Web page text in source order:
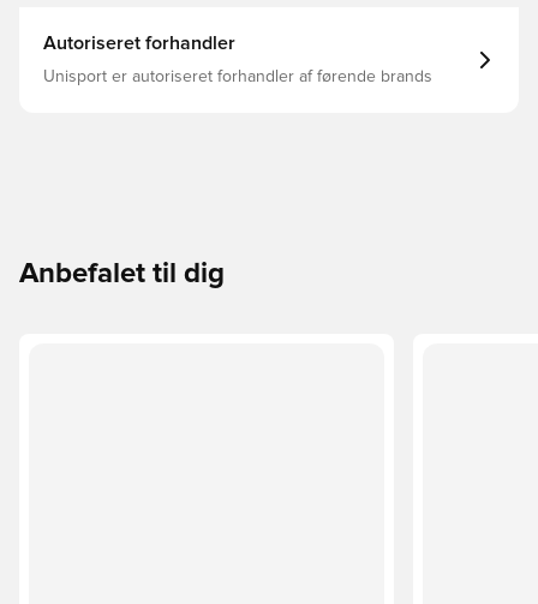
Autoriseret forhandler
Unisport er autoriseret forhandler af førende brands
Anbefalet til dig